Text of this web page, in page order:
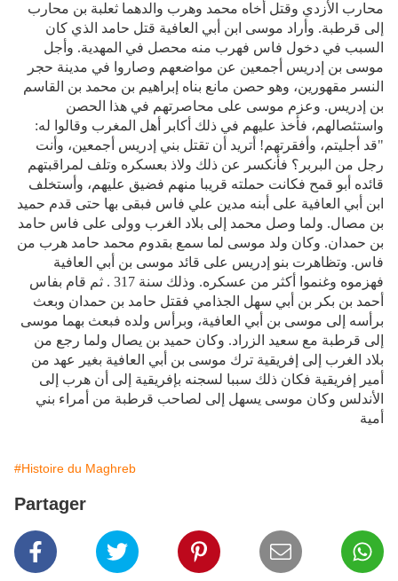
محارب الأزدي وقتل أخاه محمد وهرب والدهما ثعلبة بن محارب
إلى قرطبة. وأراد موسى ابن أبي العافية قتل حامد الذي كان
السبب في دخول فاس فهرب منه محصل في المهدية. وأجل
موسى بن إدريس أجمعين عن مواضعهم وصاروا في مدينة حجر
النسر مقهورين، وهو حصن مانع بناه إبراهيم بن محمد بن القاسم
بن إدريس. وعزم موسى على محاصرتهم في هذا الحصن
واستئصالهم، فأخذ عليهم في ذلك أكابر أهل المغرب وقالوا له:
"قد أجليتم، وأفقرتهم! أتريد أن تقتل بني إدريس أجمعين، وأنت
رجل من البربر؟ فأنكسر عن ذلك ولاذ بعسكره وتلف لمراقبتهم
قائده أبو قمح فكانت حملته قريبا منهم فضيق عليهم، وأستخلف
ابن أبي العافية على أبنه مدين علي فاس فبقى بها حتى قدم حميد
بن مصال. ولما وصل محمد إلى بلاد الغرب وولى على فاس حامد
بن حمدان. وكان ولد موسى لما سمع بقدوم محمد حامد هرب من
فاس. وتظاهرت بنو إدريس على قائد موسى بن أبي العافية
فهزموه وغنموا أكثر من عسكره. وذلك سنة 317 . ثم قام بفاس
أحمد بن بكر بن أبي سهل الجذامي فقتل حامد بن حمدان وبعث
برأسه إلى موسى بن أبي العافية، وبرأس ولده فبعث بهما موسى
إلى قرطبة مع سعيد الزراد. وكان حميد بن يصال ولما رجع من
بلاد الغرب إلى إفريقية ترك موسى بن أبي العافية بغير عهد من
أمير إفريقية فكان ذلك سببا لسجنه بإفريقية إلى أن هرب إلى
الأندلس وكان موسى يسهل إلى لصاحب قرطبة من أمراء بني
أمية
#Histoire du Maghreb
Partager